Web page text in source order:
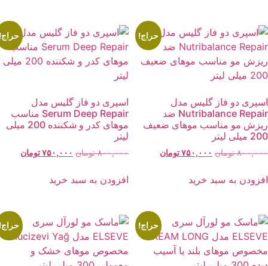
حراج!
دو فاز گلیس مدل
Nutribalance Repair ضد
مو مناسب موهای ضعیف
لیتر
تومانقیمت
۷۵۰,۰۰۰تومانقیمت
به سبد خرید
حراج!
اسپری دو فاز گلیس مدل
Serum Deep Repair مناسب
موهای کدر و شکننده 200 میلی
لیتر
۸۰۰,۰۰۰ تومانقیمت
۷۵۰,۰۰۰تومانقیمت
افزودن به سبد خرید
حراج! حراج!